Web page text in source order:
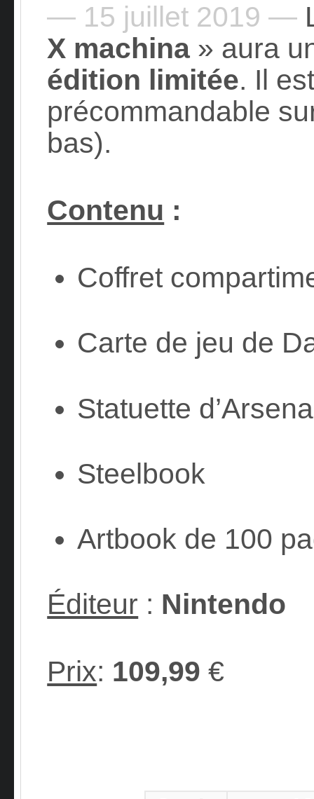
— 15 juillet 2019 —
X machina » aura
édition limitée. Il
précommandable
bas).
Contenu :
Coffret
Carte de jeu de
Statuette
Steelbook
Artbook de 100
Éditeur : Nintendo
Prix: 109,99 €